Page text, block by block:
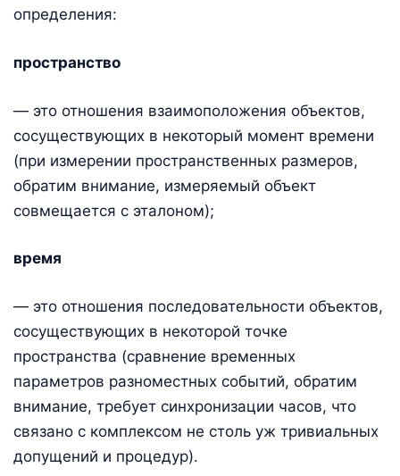
определения:
пространство
— это отношения взаимоположения объектов,
сосуществующих в некоторый момент времени
(при измерении пространственных размеров,
обратим внимание, измеряемый объект
совмещается с эталоном);
время
— это отношения последовательности объектов,
сосуществующих в некоторой точке
пространства (сравнение временных
параметров разноместных событий, обратим
внимание, требует синхронизации часов, что
связано с комплексом не столь уж тривиальных
допущений и процедур).